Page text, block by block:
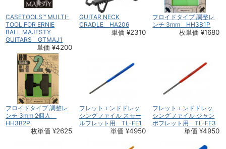
CASETOOLS™ MULTI-
TOOL FOR ERNIE
BALL MAJESTY
GUITARS GTMAJ1
単価 ¥4200
GUITAR NECK
CRADLE HA206
単価 ¥2310
フロイドタイプ 調整レ
ンチ 3mm HH3B1P
枚単価 ¥1680
フロイドタイプ 調整レ
ンチ 3mm 2個入
HH3B2P
枚単価 ¥2625
フレットエンドドレッ
シングファイル スモー
ルフレット用 TL-FE1
単価 ¥4950
フレットエンドドレッ
シングファイル ジャン
ボフレット用 TL-FE3
単価 ¥4950